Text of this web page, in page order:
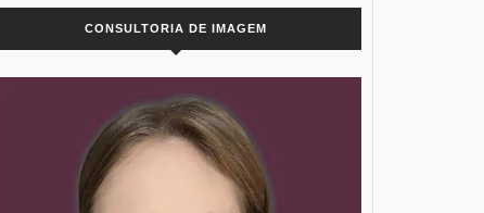
CONSULTORIA DE IMAGEM